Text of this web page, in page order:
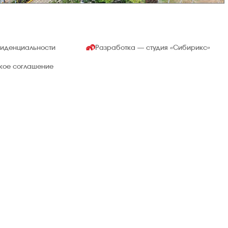
соглашение
Разработка — студия«Сибирикс»